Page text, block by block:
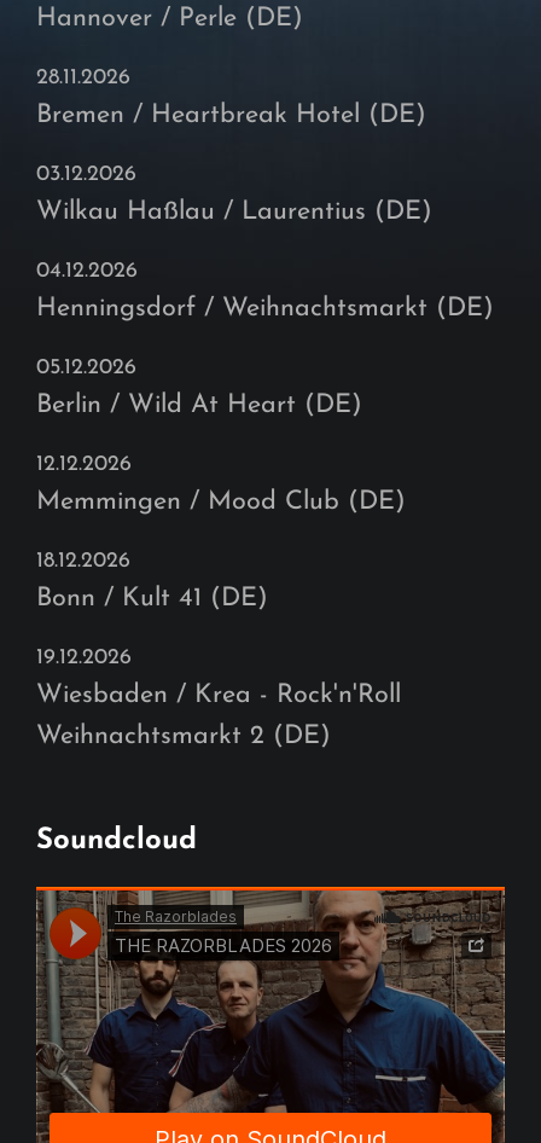
Hannover / Perle (DE)
28.11.2026
Bremen / Heartbreak Hotel (DE)
03.12.2026
Wilkau Haßlau / Laurentius (DE)
04.12.2026
Henningsdorf / Weihnachtsmarkt (DE)
05.12.2026
Berlin / Wild At Heart (DE)
12.12.2026
Memmingen / Mood Club (DE)
18.12.2026
Bonn / Kult 41 (DE)
19.12.2026
Wiesbaden / Krea - Rock'n'Roll
Weihnachtsmarkt 2 (DE)
Soundcloud